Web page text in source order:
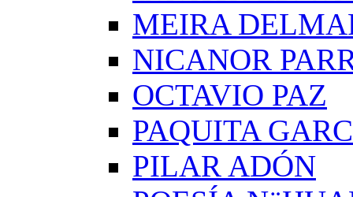
MEIRA
NICANOR
OCTAVIO PAZ
PAQUITA
PILAR ADÓN